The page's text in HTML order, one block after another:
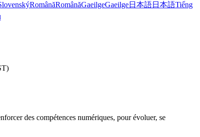
RomânăRomânăGaeilgeGaeilge日本語日本語Tiếng
des compétences numériques, pour évoluer, se